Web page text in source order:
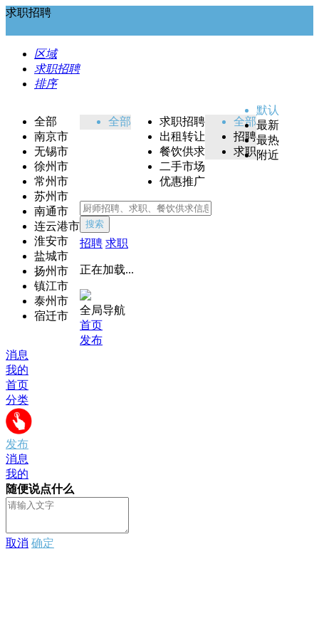
求职招聘
区域
求职招聘
排序
全部
南京市
无锡市
徐州市
常州市
苏州市
南通市
连云港市
淮安市
盐城市
扬州市
镇江市
泰州市
宿迁市
全部
求职招聘
出租转让
餐饮供求
二手市场
优惠推广
全部
招聘
求职
默认
最新
最热
附近
搜索
招聘 求职
正在加载...
全局导航
首页
发布
消息
我的
首页
分类
发布
消息
我的
随便说点什么
取消 确定